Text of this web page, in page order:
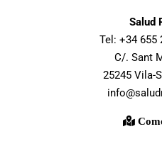
Salud
Tel: +34 655
C/. Sant
25245 Vila-